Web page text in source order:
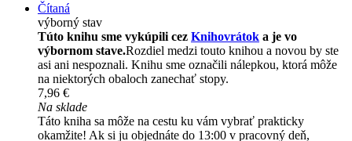
Čítaná
výborný stav
Túto knihu sme vykúpili cez Knihovrátok a je vo
výbornom stave.Rozdiel medzi touto knihou a novou by ste
asi ani nespoznali. Knihu sme označili nálepkou, ktorá môže
na niektorých obaloch zanechať stopy.
7,96 €
Na sklade
Táto kniha sa môže na cestu ku vám vybrať prakticky
okamžite! Ak si ju objednáte do 13:00 v pracovný deň,